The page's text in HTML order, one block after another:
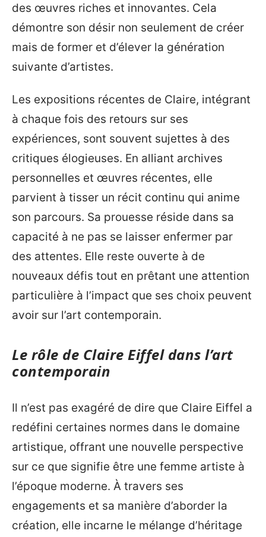
des œuvres riches et innovantes. Cela
démontre son désir non seulement de créer
mais de former et d’élever la génération
suivante d’artistes.
Les expositions récentes de Claire, intégrant
à chaque fois des retours sur ses
expériences, sont souvent sujettes à des
critiques élogieuses. En alliant archives
personnelles et œuvres récentes, elle
parvient à tisser un récit continu qui anime
son parcours. Sa prouesse réside dans sa
capacité à ne pas se laisser enfermer par
des attentes. Elle reste ouverte à de
nouveaux défis tout en prêtant une attention
particulière à l’impact que ses choix peuvent
avoir sur l’art contemporain.
Le rôle de Claire Eiffel dans l’art
contemporain
Il n’est pas exagéré de dire que Claire Eiffel a
redéfini certaines normes dans le domaine
artistique, offrant une nouvelle perspective
sur ce que signifie être une femme artiste à
l’époque moderne. À travers ses
engagements et sa manière d’aborder la
création, elle incarne le mélange d’héritage